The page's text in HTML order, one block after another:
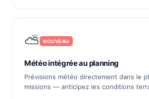
⛅ NOUVEAU
Météo intégrée au planning
Prévisions météo directement dans le
missions — anticipez les conditions